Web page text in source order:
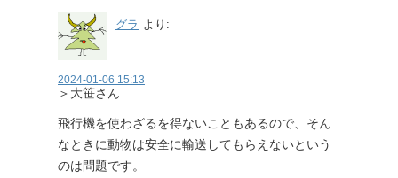
グラ より:
2024-01-06 15:13
＞大笹さん
飛行機を使わざるを得ないこともあるので、そん
なときに動物は安全に輸送してもらえないという
のは問題です。